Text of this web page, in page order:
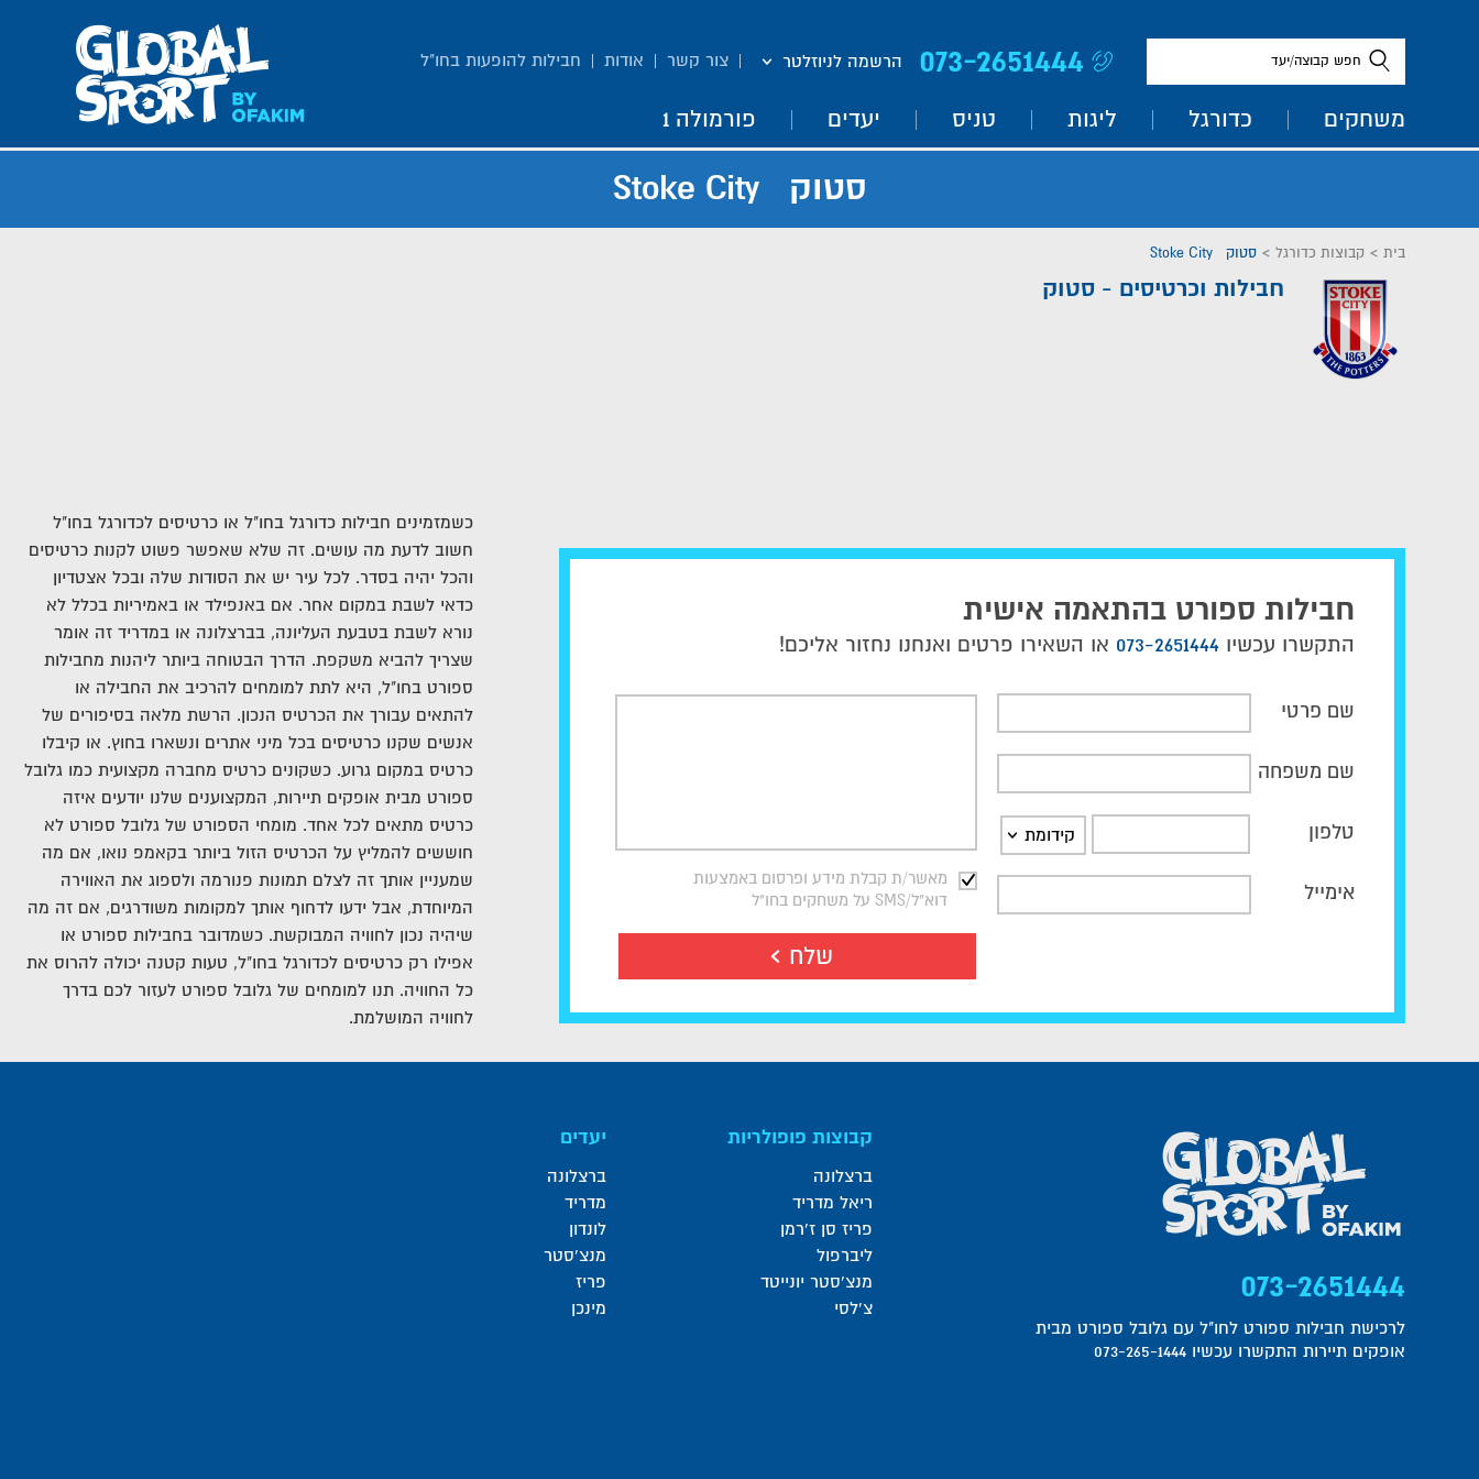
חפש קבוצה/יעד 073-2651444 הרשמה לניוזלטר צור קשר אודות חבילות להופעות בחו"ל
משחקים כדורגל ליגות טניס יעדים פורמולה 1
סטוק Stoke City
בית > קבוצות כדורגל > סטוק Stoke City
חבילות וכרטיסים - סטוק
חבילות ספורט בהתאמה אישית
התקשרו עכשיו073-2651444 או השאירו פרטים ואנחנו נחזור אליכם!
שם פרטי
שם משפחה
טלפון קידומת
אימייל
מאשר/ת קבלת מידע ופרסום באמצעות
דוא"ל/SMS על משחקים בחו"ל
שלח
כשמזמינים חבילות כדורגל בחו"ל או כרטיסים לכדורגל בחו"ל
חשוב לדעת מה עושים. זה שלא שאפשר פשוט לקנות כרטיסים
והכל יהיה בסדר. לכל עיר יש את הסודות שלה ובכל אצטדיון
כדאי לשבת במקום אחר. אם באנפילד או באמיריות בכלל לא
נורא לשבת בטבעת העליונה, בברצלונה או במדריד זה אומר
שצריך להביא משקפת. הדרך הבטוחה ביותר ליהנות מחבילות
ספורט בחו"ל, היא לתת למומחים להרכיב את החבילה או
להתאים עבורך את הכרטיס הנכון. הרשת מלאה בסיפורים של
אנשים שקנו כרטיסים בכל מיני אתרים ונשארו בחוץ. או קיבלו
כרטיס במקום גרוע. כשקונים כרטיס מחברה מקצועית כמו גלובל
ספורט מבית אופקים תיירות, המקצוענים שלנו יודעים איזה
כרטיס מתאים לכל אחד. מומחי הספורט של גלובל ספורט לא
חוששים להמליץ על הכרטיס הזול ביותר בקאמפ נואו, אם מה
שמעניין אותך זה לצלם תמונות פנורמה ולספוג את האווירה
המיוחדת, אבל ידעו לדחוף אותך למקומות משודרגים, אם זה מה
שיהיה נכון לחוויה המבוקשת. כשמדובר בחבילות ספורט או
אפילו רק כרטיסים לכדורגל בחו"ל, טעות קטנה יכולה להרוס את
כל החוויה. תנו למומחים של גלובל ספורט לעזור לכם בדרך
לחוויה המושלמת.
073-2651444
לרכישת חבילות ספורט לחו"ל עם גלובל ספורט מבית
אופקים תיירות התקשרו עכשיו 073-265-1444
קבוצות פופולריות
ברצלונה
ריאל מדריד
פריז סן ז'רמן
ליברפול
מנצ'סטר יונייטד
צ'לסי
יעדים
ברצלונה
מדריד
לונדון
מנצ'סטר
פריז
מינכן